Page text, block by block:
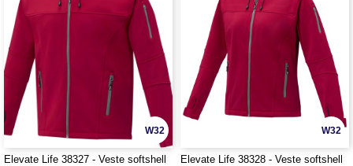
W32
Elevate Life 38327 - Veste softshell
W32
Elevate Life 38328 - Veste softshell